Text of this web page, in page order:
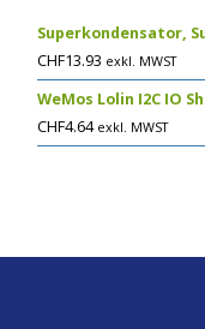
Superkondensator,
CHF13.93 exkl. MWST
WeMos Lolin I2C IO
CHF4.64 exkl. MWST